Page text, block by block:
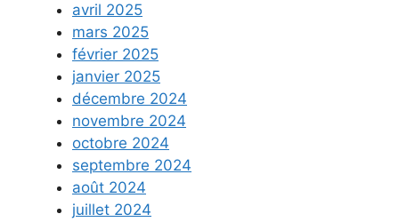
avril 2025
mars 2025
février 2025
janvier 2025
décembre 2024
novembre 2024
octobre 2024
septembre 2024
août 2024
juillet 2024